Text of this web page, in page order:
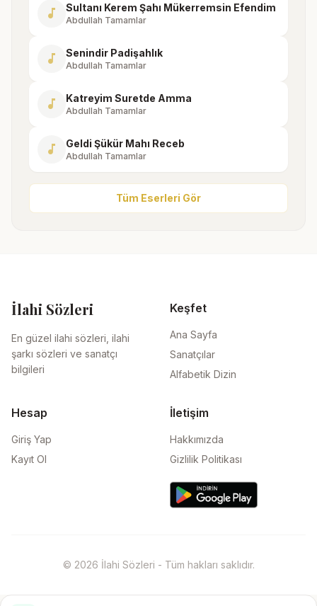
music_note Sultanı Kerem Şahı Mükerremsin Efendim
Abdullah Tamamlar
music_note Senindir Padişahlık
Abdullah Tamamlar
music_note Katreyim Suretde Amma
Abdullah Tamamlar
music_note Geldi Şükür Mahı Receb
Abdullah Tamamlar
Tüm Eserleri Gör
İlahi Sözleri
En güzel ilahi sözleri, ilahi
şarkı sözleri ve sanatçı
bilgileri
Keşfet
Ana Sayfa
Sanatçılar
Alfabetik Dizin
Hesap
Giriş Yap
Kayıt Ol
İletişim
Hakkımızda
Gizlilik Politikası
© 2026 İlahi Sözleri - Tüm hakları saklıdır.